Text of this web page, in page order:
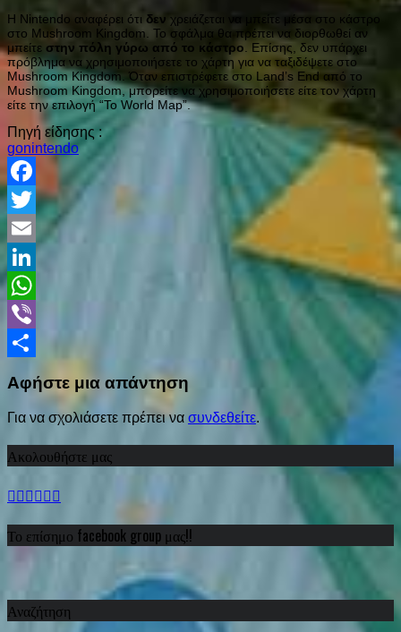
Η Nintendo αναφέρει ότι δεν χρειάζεται να μπείτε μέσα στο κάστρο
στο Mushroom Kingdom. Το σφάλμα θα πρέπει να διορθωθεί αν
μπείτε στην πόλη γύρω από το κάστρο . Επίσης, δεν υπάρχει
πρόβλημα να χρησιμοποιήσετε το χάρτη για να ταξιδέψετε στο
Mushroom Kingdom. Όταν επιστρέφετε στο Land’s End από το
Mushroom Kingdom, μπορείτε να χρησιμοποιήσετε είτε τον χάρτη
είτε την επιλογή “To World Map”.
Πηγή είδησης :
gonintendo
Facebook
Twitter
Email
LinkedIn
WhatsApp
Viber
Αφήστε μια απάντηση
Για να σχολιάσετε πρέπει να συνδεθείτε.
Ακολουθήστε μας
Το επίσημο facebook group μας!!
Αναζήτηση